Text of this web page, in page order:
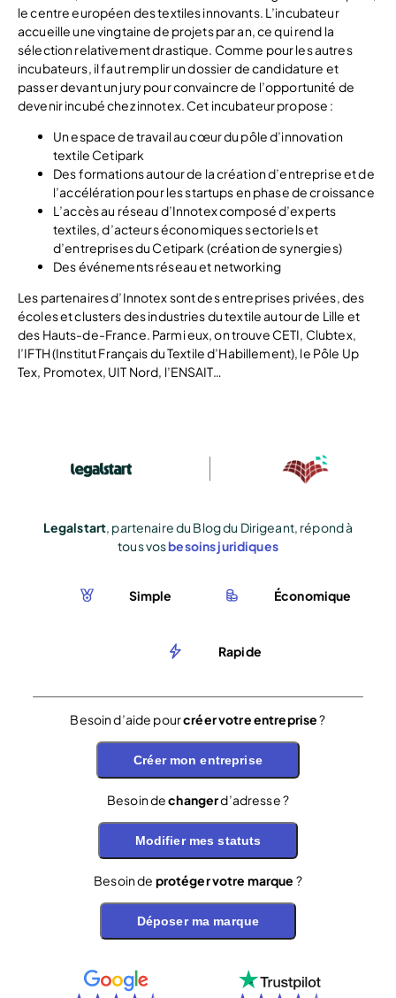
le centre européen des textiles innovants. L’incubateur
accueille une vingtaine de projets par an, ce qui rend la
sélection relativement drastique. Comme pour les autres
incubateurs, il faut remplir un dossier de candidature et
passer devant un jury pour convaincre de l’opportunité de
devenir incubé chez innotex. Cet incubateur propose :
Un espace de travail au cœur du pôle d’innovation
textile Cetipark
Des formations autour de la création d’entreprise et de
l’accélération pour les startups en phase de croissance
L’accès au réseau d’Innotex composé d’experts
textiles, d’acteurs économiques sectoriels et
d’entreprises du Cetipark (création de synergies)
Des événements réseau et networking
Les partenaires d’Innotex sont des entreprises privées, des
écoles et clusters des industries du textile autour de Lille et
des Hauts-de-France. Parmi eux, on trouve CETI, Clubtex,
l’IFTH (Institut Français du Textile d’Habillement), le Pôle Up
Tex, Promotex, UIT Nord, l’ENSAIT…
Legalstart, partenaire du Blog du Dirigeant, répond à
tous vosbesoins juridiques
Simple Économique
Rapide
Besoin d’aide pourcréer votre entreprise?
Créer mon entreprise
Besoin dechangerd’adresse ?
Modifier mes statuts
Besoin de protéger votre marque ?
Déposer ma marque